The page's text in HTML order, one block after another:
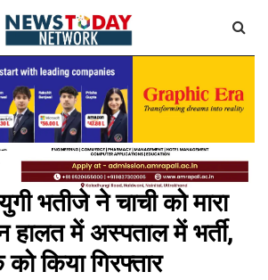
भतीजे ने चाची को मारा
हालत में अस्पताल में भर्ती,
किया गिरफ्तार